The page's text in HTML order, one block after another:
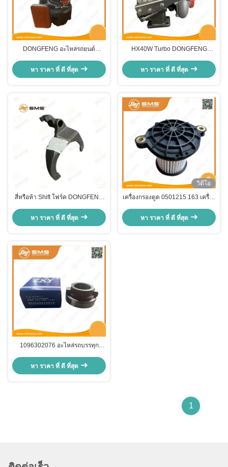
DONGFENG อะไหล่รถยนต์
230209186
หา ราคา ที่ ดี ที่สุด
HX40W Turbo DONGFENG
4051033 Holset HX40W
หา ราคา ที่ ดี ที่สุด
สี่หรือห้า Shift โฟร์ค DONGFENG
ส่งสลับโฟร์ค
หา ราคา ที่ ดี ที่สุด
วิดีโอ
เครื่องกรองดูด 0501215.163 เครื่อง
หา ราคา ที่ ดี ที่สุด
1096302076 อะไหล่รถบรรทุก
หา ราคา ที่ ดี ที่สุด
1